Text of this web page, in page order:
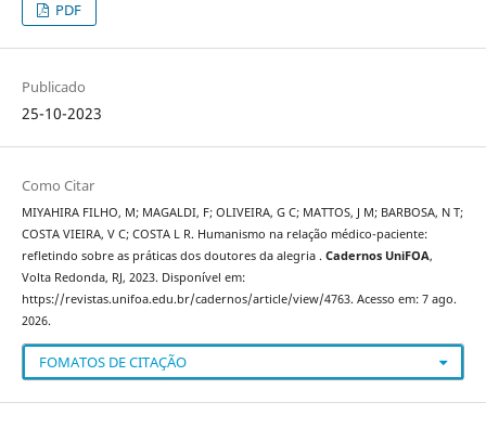
PDF
Publicado
25-10-2023
Como Citar
MIYAHIRA FILHO, M; MAGALDI, F; OLIVEIRA, G C; MATTOS, J M; BARBOSA, N T;
COSTA VIEIRA, V C; COSTA L R. Humanismo na relação médico-paciente:
refletindo sobre as práticas dos doutores da alegria . Cadernos UniFOA,
Volta Redonda, RJ, 2023. Disponível em:
https://revistas.unifoa.edu.br/cadernos/article/view/4763. Acesso em: 7 ago.
2026.
FOMATOS DE CITAÇÃO